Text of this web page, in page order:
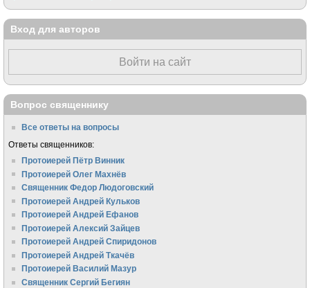
Вход для авторов
Войти на сайт
Вопрос священнику
Все ответы на вопросы
Ответы священников:
Протоиерей Пётр Винник
Протоиерей Олег Махнёв
Священник Федор Людоговский
Протоиерей Андрей Кульков
Протоиерей Андрей Ефанов
Протоиерей Алексий Зайцев
Протоиерей Андрей Спиридонов
Протоиерей Андрей Ткачёв
Протоиерей Василий Мазур
Священник Сергий Бегиян